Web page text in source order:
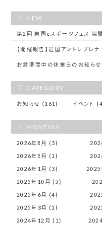
NEW
第2回 岩国eスポーツフェス 協
【開催報告】岩国アントレプレ
お盆期間中の休業日のお知らせ
CATEGORY
お知らせ (161) イベント
MONTHLY
2026年8月 (3)
2026年5月 (1)
2026年1月 (3) 2025
2025年10月 (5)
2025年6月 (4)
2025年3月 (1)
2024年12月 (1)